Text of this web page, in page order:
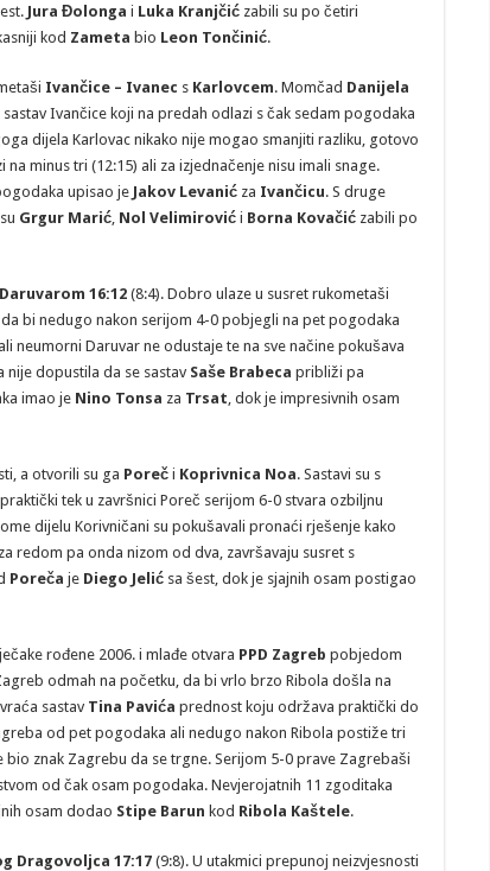
Jura Đolonga i Luka Kranjčić zabili su po četiri
kod Zameta bio Leon Tončinić.
Ivančice – Ivanec s Karlovcem. Momčad Danijela
Ivančice koji na predah odlazi s čak sedam pogodaka
dijela Karlovac nikako nije mogao smanjiti razliku, gotovo
minus tri (12:15) ali za izjednačenje nisu imali snage.
upisao je Jakov Levanić za Ivančicu. S druge
Grgur Marić Nol Velimirović i Borna Kovačić zabili po
Daruvarom 16:12 (8:4). Dobro ulaze u susret rukometaši
bi nedugo nakon serijom 4-0 pobjegli na pet pogodaka
neumorni Daruvar ne odustaje te na sve načine pokušava
nije dopustila da se sastav Saše Brabeca približi pa
imao je Nino Tonsa za Trsat , dok je impresivnih osam
a otvorili su ga Poreč i Koprivnica Noa. Sastavi su s
tek u završnici Poreč serijom 6-0 stvara ozbiljnu
dijelu Korivničani su pokušavali pronaći rješenje kako
redom pa onda nizom od dva, završavaju susret s
Poreča je Diego Jelić sa šest, dok je sjajnih osam postigao
rođene 2006. i mlađe otvara PPD Zagreb pobjedom
odmah na početku, da bi vrlo brzo Ribola došla na
sastav Tina Pavića prednost koju održava praktički do
od pet pogodaka ali nedugo nakon Ribola postiže tri
bio znak Zagrebu da se trgne. Serijom 5-0 prave Zagrebaši
od čak osam pogodaka. Nevjerojatnih 11 zgoditaka
osam dodao Stipe Barun kod Ribola Kaštele.
Dragovoljca 17:17 (9:8). U utakmici prepunoj neizvjesnosti